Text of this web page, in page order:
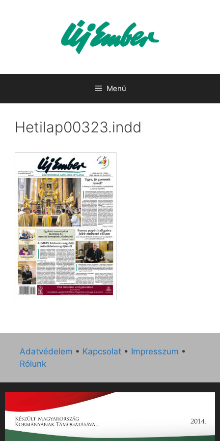
Menü
Hetilap00323.indd
Adatvédelem • Kapcsolat • Impresszum •
Rólunk